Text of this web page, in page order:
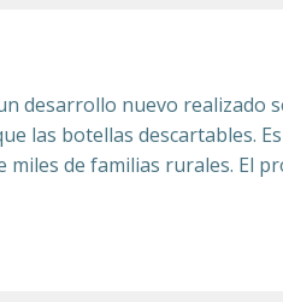
desarrollo nuevo realizado
las botellas descartables.
miles de familias rurales. El